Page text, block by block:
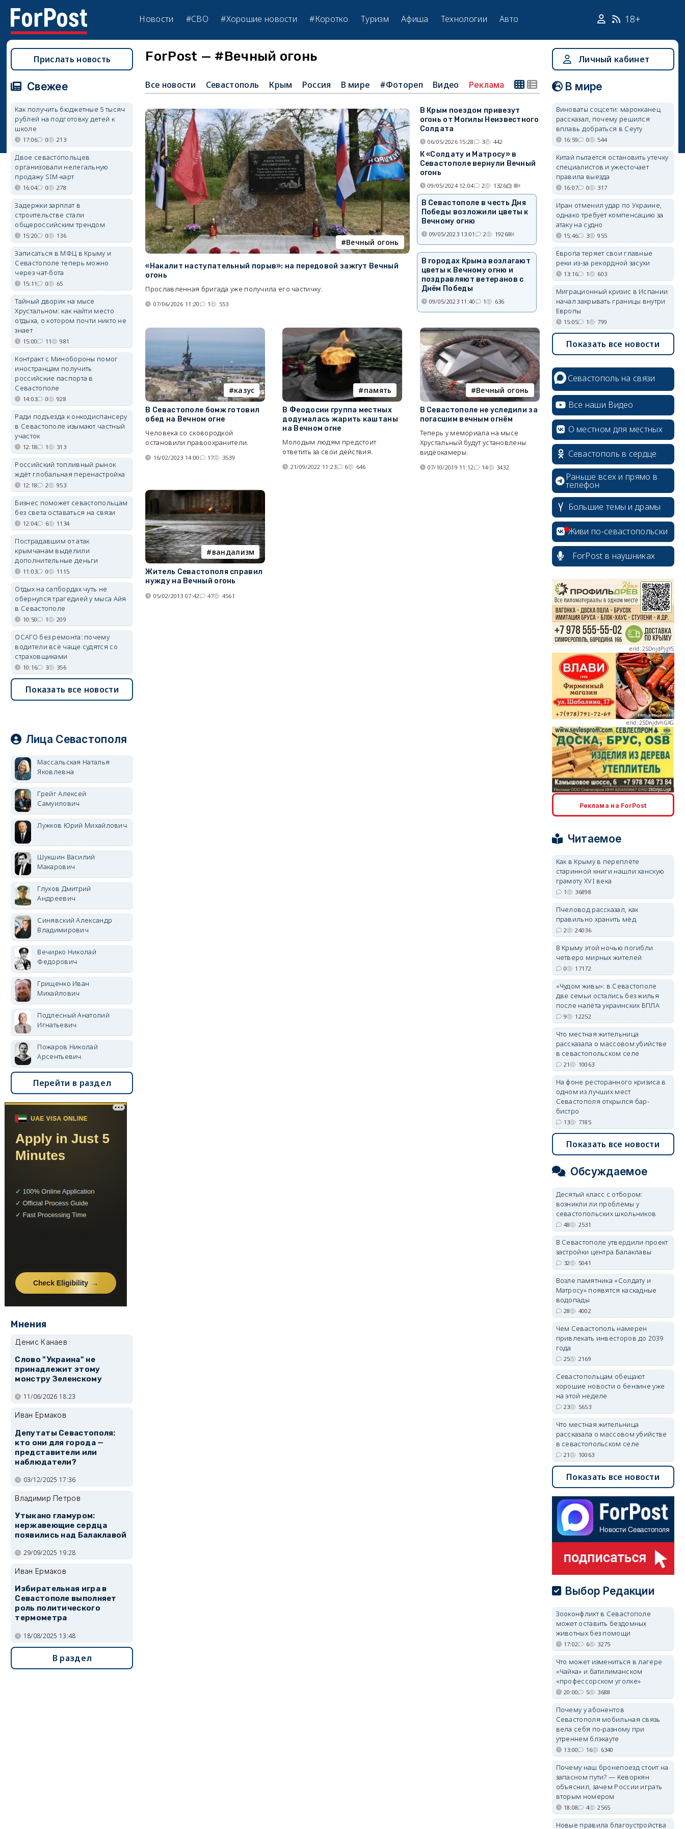
Новости #СВО #Хорошие новости #Коротко Туризм Афиша Технологии Авто 18+
ForPost — #Вечный огонь
Все новости Севастополь Крым Россия В мире #Фотореп Видео Реклама
Вечный огонь
«Накалит наступательный порыв»: на передовой зажгут Вечный
огонь
Прославленная бригада уже получила его частичку.
07/06/2026 11:20 1 553
В Крым поездом привезут
огонь от Могилы Неизвестного
Солдата
06/05/2026 15:28 3 442
К «Солдату и Матросу» в
Севастополе вернули Вечный
огонь
09/05/2024 12:04 2 1326
В Севастополе в честь Дня
Победы возложили цветы к
Вечному огню
09/05/2023 13:01 2 1926
В городах Крыма возлагают
цветы к Вечному огню и
поздравляют ветеранов с
Днём Победы
09/05/2023 11:40 1 636
казус
В Севастополе бомж готовил
обед на Вечном огне
Человека со сковородкой
остановили правоохранители.
16/02/2023 14:00 17 3539
память
В Феодосии группа местных
додумалась жарить каштаны
на Вечном огне
Молодым людям предстоит
ответить за свои действия.
21/09/2022 11:23 6 646
Вечный огонь
В Севастополе не уследили за
погасшим вечным огнём
Теперь у мемориала на мысе
Хрустальный будут установлены
видеокамеры.
07/10/2019 11:12 14 3432
вандализм
Житель Севастополя справил
нужду на Вечный огонь
05/02/2013 07:42 47 4561
Прислать новость
Свежее
Как получить бюджетные 5 тысяч
рублей на подготовку детей к
школе
17:06 0 213
Двое севастопольцев
организовали нелегальную
продажу SIM-карт
16:04 0 278
Задержки зарплат в
строительстве стали
общероссийским трендом
15:20 0 136
Записаться в МФЦ в Крыму и
Севастополе теперь можно
через чат-бота
15:11 0 65
Тайный дворик на мысе
Хрустальном: как найти место
отдыха, о котором почти никто не
знает
15:00 11 981
Контракт с Минобороны помог
иностранцам получить
российские паспорта в
Севастополе
14:03 0 928
Ради подъезда к онкодиспансеру
в Севастополе изымают частный
участок
12:18 1 313
Российский топливный рынок
ждёт глобальная перенастройка
12:18 2 953
Бизнес поможет севастопольцам
без света оставаться на связи
12:04 6 1134
Пострадавшим от атак
крымчанам выделили
дополнительные деньги
11:03 0 1115
Отдых на сапбордах чуть не
обернулся трагедией у мыса Айя
в Севастополе
10:50 1 209
ОСАГО без ремонта: почему
водители всё чаще судятся со
страховщиками
10:16 3 356
Показать все новости
Лица Севастополя
Массальская Наталья
Яковлевна
Грейг Алексей
Самуилович
Лужков Юрий Михайлович
Шукшин Василий
Макарович
Глухов Дмитрий
Андреевич
Синявский Александр
Владимирович
Вечирко Николай
Федорович
Грищенко Иван
Михайлович
Подлесный Анатолий
Игнатьевич
Пожаров Николай
Арсентьевич
Перейти в раздел
Мнения
Денис Канаев
Слово "Украина" не
принадлежит этому
монстру Зеленскому
11/06/2026 18:23
Иван Ермаков
Депутаты Севастополя:
кто они для города —
представители или
наблюдатели?
03/12/2025 17:36
Владимир Петров
Утыкано гламуром:
нержавеющие сердца
появились над Балаклавой
29/09/2025 19:28
Иван Ермаков
Избирательная игра в
Севастополе выполняет
роль политического
термометра
18/08/2025 13:48
В раздел
Личный кабинет
В мире
Виноваты соцсети: марокканец
рассказал, почему решился
вплавь добраться в Сеуту
16:59 0 544
Китай пытается остановить утечку
специалистов и ужесточает
правила выезда
16:07 0 317
Иран отменил удар по Украине,
однако требует компенсацию за
атаку на судно
15:46 3 955
Европа теряет свои главные
реки из-за рекордной засухи
13:16 1 603
Миграционный кризис в Испании
начал закрывать границы внутри
Европы
15:05 1 799
Показать все новости
Севастополь на связи
Все наши Видео
О местном для местных
Севастополь в сердце
Раньше всех и прямо в
телефон
Большие темы и драмы
Живи по-севастопольски
ForPost в наушниках
erid: 2SDnjdPjgYS
erid: 2SDnjdvhGXG
erid: 2SDnjcLUypt
erid: 2SDnjcrDNw6
erid: 2SDnjdPjgYS
Реклама на ForPost
Читаемое
Как в Крыму в переплёте
старинной книги нашли ханскую
грамоту XVI века
1 36898
Пчеловод рассказал, как
правильно хранить мёд
2 24036
В Крыму этой ночью погибли
четверо мирных жителей
0 17172
«Чудом живы»: в Севастополе
две семьи остались без жилья
после налёта украинских БПЛА
9 12252
Что местная жительница
рассказала о массовом убийстве
в севастопольском селе
21 10063
На фоне ресторанного кризиса в
одном из лучших мест
Севастополя открылся бар-
бистро
13 7185
Показать все новости
Обсуждаемое
Десятый класс с отбором:
возникли ли проблемы у
севастопольских школьников
48 2531
В Севастополе утвердили проект
застройки центра Балаклавы
32 5041
Возле памятника «Солдату и
Матросу» появятся каскадные
водопады
28 4002
Чем Севастополь намерен
привлекать инвесторов до 2039
года
25 2169
Севастопольцам обещают
хорошие новости о бензине уже
на этой неделе
23 5653
Что местная жительница
рассказала о массовом убийстве
в севастопольском селе
21 10063
Показать все новости
Выбор Редакции
Зооконфликт в Севастополе
может оставить бездомных
животных без помощи
17:02 6 3275
Что может измениться в лагере
«Чайка» и батилиманском
«профессорском уголке»
20:00 5 3688
Почему у абонентов
Севастополя мобильная связь
вела себя по-разному при
утреннем блэкауте
13:00 16 6340
Почему наш бронепоезд стоит на
запасном пути? — Кеворкян
объяснил, зачем России играть
вторым номером
18:08 4 2565
Новые правила благоустройства